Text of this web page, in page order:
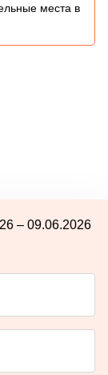
места в
– 09.06.2026